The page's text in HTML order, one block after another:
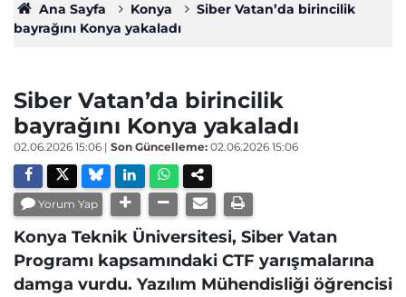
Ana Sayfa Konya
Siber Vatan’da birincilik
bayrağını Konya yakaladı
Siber Vatan’da birincilik
bayrağını Konya yakaladı
02.06.2026 15:06 | Son Güncelleme: 02.06.2026 15:06
Yorum Yap
Konya Teknik Üniversitesi, Siber Vatan
Programı kapsamındaki CTF yarışmalarına
damga vurdu. Yazılım Mühendisliği öğrencisi